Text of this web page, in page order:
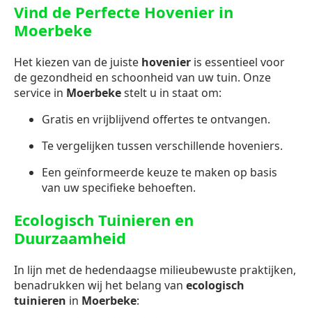
Vind de Perfecte Hovenier in
Moerbeke
Het kiezen van de juiste hovenier is essentieel voor
de gezondheid en schoonheid van uw tuin. Onze
service in Moerbekestelt u in staat om:
Gratis en vrijblijvend offertes te ontvangen.
Te vergelijken tussen verschillende hoveniers.
Een geïnformeerde keuze te maken op basis
van uw specifieke behoeften.
Ecologisch Tuinieren en
Duurzaamheid
In lijn met de hedendaagse milieubewuste praktijken,
benadrukken wij het belang van ecologisch
tuinieren in Moerbeke: